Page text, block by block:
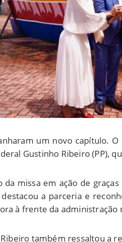
um novo capítulo.
Gustinho Ribeiro (PP),
da missa em ação de
a parceria e
à frente da administração
também ressaltou a